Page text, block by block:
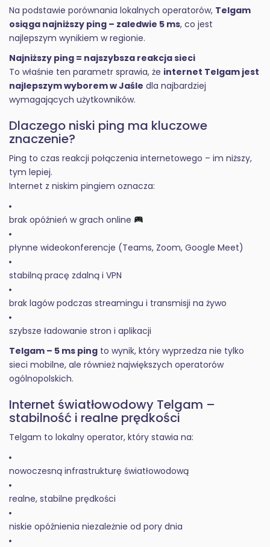
Na podstawie porównania lokalnych operatorów, Telgam
osiąga najniższy ping – zaledwie 5 ms, co jest
najlepszym wynikiem w regionie.
Najniższy ping = najszybsza reakcja sieci
To właśnie ten parametr sprawia, że internet Telgam jest
najlepszym wyborem w Jaśle dla najbardziej
wymagających użytkowników.
Dlaczego niski ping ma kluczowe
znaczenie?
Ping to czas reakcji połączenia internetowego – im niższy,
tym lepiej.
Internet z niskim pingiem oznacza:
brak opóźnień w grach online
płynne wideokonferencje (Teams, Zoom, Google Meet)
stabilną pracę zdalną i VPN
brak lagów podczas streamingu i transmisji na żywo
szybsze ładowanie stron i aplikacji
Telgam – 5 ms ping to wynik, który wyprzedza nie tylko
sieci mobilne, ale również największych operatorów
ogólnopolskich.
Internet światłowodowy Telgam –
stabilność i realne prędkości
Telgam to lokalny operator, który stawia na:
nowoczesną infrastrukturę światłowodową
realne, stabilne prędkości
niskie opóźnienia niezależnie od pory dnia